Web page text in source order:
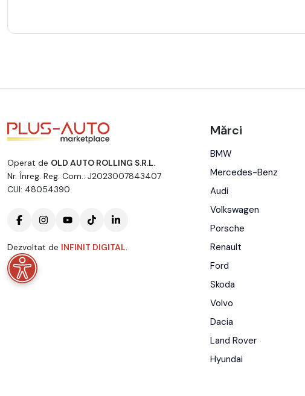
Operat de OLD AUTO ROLLING S.R.L.
Nr. Înreg. Reg. Com.: J2023007843407
CUI: 48054390
Dezvoltat de INFINIT DIGITAL.
Mărci
BMW
Mercedes-Benz
Audi
Volkswagen
Porsche
Renault
Ford
Skoda
Volvo
Dacia
Land Rover
Hyundai